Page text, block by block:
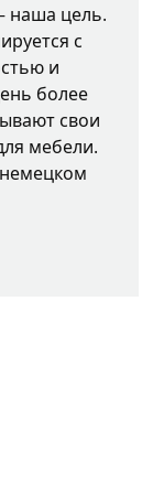
наша цель.
с
и
более
свои
мебели.